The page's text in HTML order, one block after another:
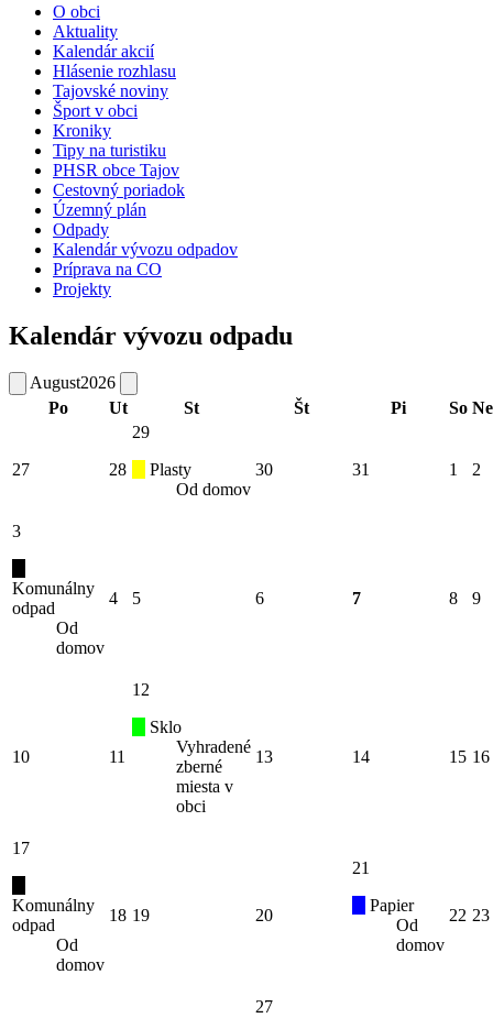
O obci
Aktuality
Kalendár akcií
Hlásenie rozhlasu
Tajovské noviny
Šport v obci
Kroniky
Tipy na turistiku
PHSR obce Tajov
Cestovný poriadok
Územný plán
Odpady
Kalendár vývozu odpadov
Príprava na CO
Projekty
Kalendár vývozu odpadu
August2026
Po
Ut St Št Pi So Ne
27 28
29
Plasty
Od domov
30 31 1 2
3
Komunálny
odpad
Od
domov
4 5 6 7 8 9
10 11
12
Sklo
Vyhradené
zberné
miesta v
obci
13 14 15 16
17
Komunálny
odpad
Od
domov
18 19 20
21
Papier
Od
domov
22 23
27